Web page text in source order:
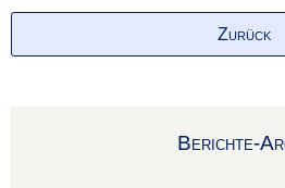
Zurück
Berichte-